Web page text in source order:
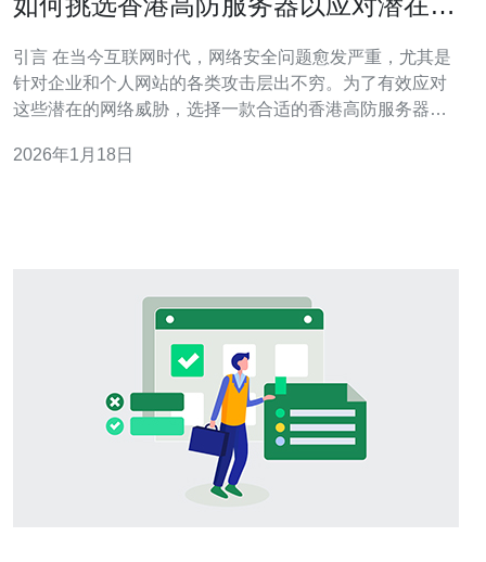
引言 在当今互联网时代，网络安全问题愈发严重，尤其是
针对企业和个人网站的各类攻击层出不穷。为了有效应对
这些潜在的网络威胁，选择一款合适的香港高防服务器显
为了很多用户关注的焦点。本文将为您提供详尽的评测和
2026年1月18日